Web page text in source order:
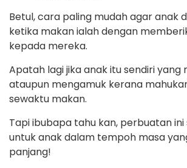
Betul, cara paling mudah agar anak
ketika makan ialah dengan
kepada mereka.
Apatah lagi jika anak itu sendiri yang
ataupun mengamuk kerana
sewaktu makan.
Tapi ibubapa tahu kan, perbuatan
untuk anak dalam tempoh masa
panjang!